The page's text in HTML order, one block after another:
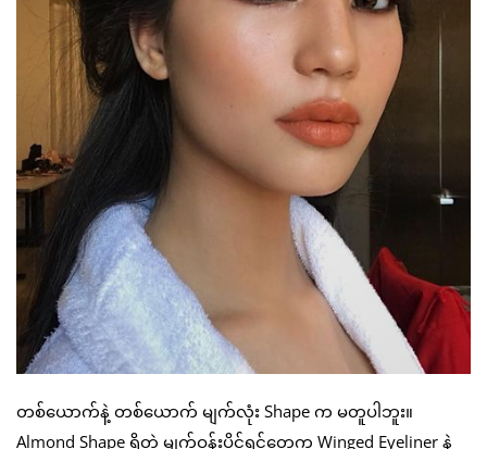
တစ်ယောက်နဲ့ တစ်ယောက် မျက်လုံး Shape က မတူပါဘူး။
Almond Shape ရှိတဲ့ မျက်ဝန်းပိုင်ရှင်တွေက Winged Eyeliner နဲ့